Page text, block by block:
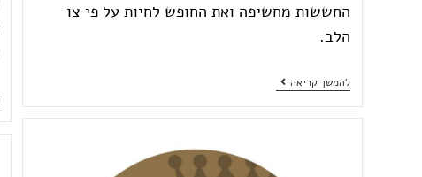
החששות מחשיפה ואת החופש לחיות על פי צו
הלב.
להמשך קריאה